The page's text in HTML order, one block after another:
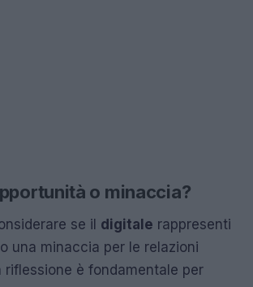
o minaccia?
se il digitale rappresenti
una minaccia per le relazioni
riflessione è fondamentale per